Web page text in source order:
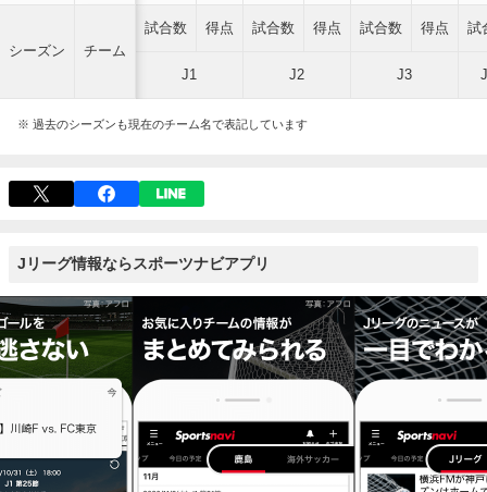
シーズン チーム
試合数 得点 試合数 得点 試合数 得点 試
J1 J2 J3
※ 過去のシーズンも現在のチーム名で表記しています
Jリーグ情報ならスポーツナビアプリ